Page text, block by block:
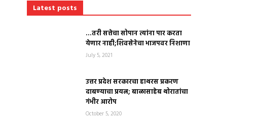
Latest posts
…तरी सत्तेचा सोपान त्यांना पार करता
येणार नाही;शिवसेनेचा भाजपवर निशाणा
July 5, 2021
उत्तर प्रदेश सरकारचा हाथरस प्रकरण
दाबण्याचा प्रयत्न; बाळासाहेब थोरातांचा
गंभीर आरोप
October 5, 2020